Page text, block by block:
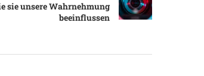
sie unsere Wahrnehmung
beeinflussen